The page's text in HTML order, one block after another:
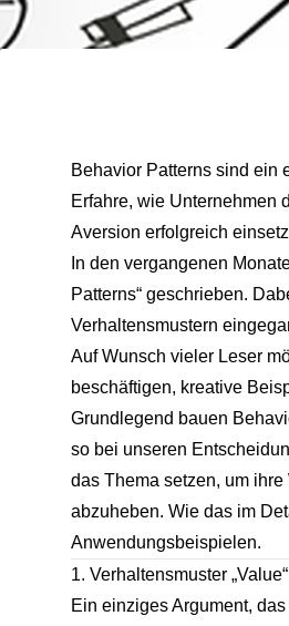
Behavior Patterns sind ein
Erfahre, wie Unternehmen
Aversion erfolgreich
In den vergangenen
Patterns“ geschrieben.
Verhaltensmustern
Auf Wunsch vieler Leser
beschäftigen, kreative
Grundlegend bauen
so bei unseren
das Thema setzen, um
abzuheben. Wie das im
Anwendungsbeispielen.
1. Verhaltensmuster „Value“
Ein einziges Argument,